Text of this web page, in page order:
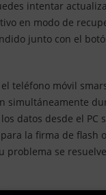
intentar
en modo de
junto con el
teléfono móvil
simultáneamente
datos desde el PC
la firma de flash
problema se